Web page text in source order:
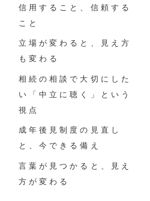
信用すること、信頼する
こと
立場が変わると、見え方
も変わる
相続の相談で大切にした
い「中立に聴く」という
視点
成年後見制度の見直し
と、今できる備え
言葉が見つかると、見え
方が変わる